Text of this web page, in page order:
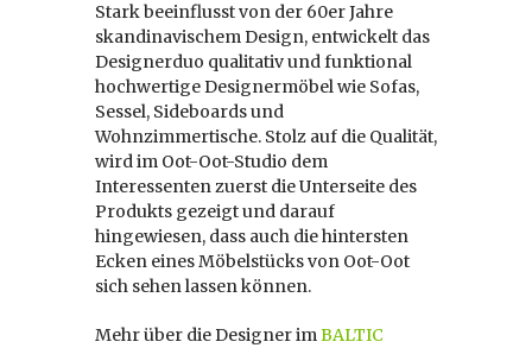
Stark beeinflusst von der 60er Jahre
skandinavischem Design, entwickelt das
Designerduo qualitativ und funktional
hochwertige Designermöbel wie Sofas,
Sessel, Sideboards und
Wohnzimmertische. Stolz auf die Qualität,
wird im Oot-Oot-Studio dem
Interessenten zuerst die Unterseite des
Produkts gezeigt und darauf
hingewiesen, dass auch die hintersten
Ecken eines Möbelstücks von Oot-Oot
sich sehen lassen können.
Mehr über die Designer imBALTIC